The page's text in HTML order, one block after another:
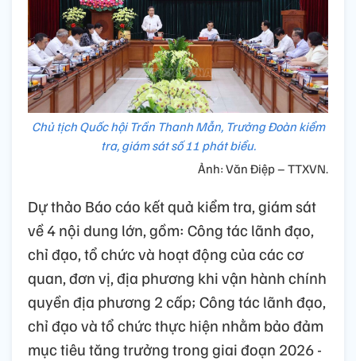
Chủ tịch Quốc hội Trần Thanh Mẫn, Trưởng Đoàn kiểm
tra, giám sát số 11 phát biểu.
Ảnh: Văn Điệp – TTXVN.
Dự thảo Báo cáo kết quả kiểm tra, giám sát
về 4 nội dung lớn, gồm: Công tác lãnh đạo,
chỉ đạo, tổ chức và hoạt động của các cơ
quan, đơn vị, địa phương khi vận hành chính
quyền địa phương 2 cấp; Công tác lãnh đạo,
chỉ đạo và tổ chức thực hiện nhằm bảo đảm
mục tiêu tăng trưởng trong giai đoạn 2026 -